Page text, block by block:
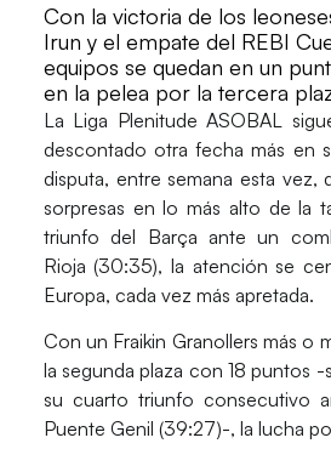
Con la victoria de los
Irun y el empate del REBI
equipos se quedan en un
en la pelea por la tercera
La Liga Plenitude ASOBAL
descontado otra fecha más en
disputa, entre semana esta vez,
sorpresas en lo más alto de la
triunfo del Barça ante un
Rioja (30:35), la atención se
Europa, cada vez más apretada.
Con un Fraikin Granollersmás o
la segunda plaza con 18 puntos
su cuarto triunfo consecutivo
Puente Genil (39:27)-, la lucha